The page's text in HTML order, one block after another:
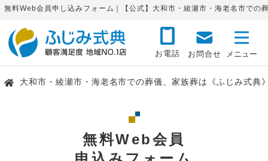
無料Web会員申し込みフォーム｜【公式】大和市・綾瀬市・海老名市での
お電話 お問合せ
大和市・綾瀬市・海老名市での葬儀、家族葬は《ふじみ式典
無料Web会員